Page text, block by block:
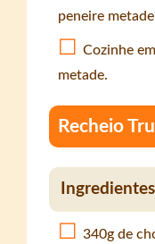
peneire
Cozinhe
metade.
Recheio
340g de